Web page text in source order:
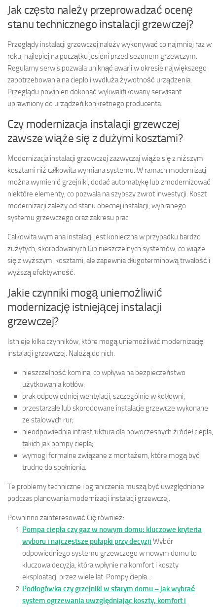
Jak często należy przeprowadzać ocenę
stanu technicznego instalacji grzewczej?
Przeglądy instalacji grzewczej należy wykonywać co najmniej raz w
roku, najlepiej na początku jesieni przed sezonem grzewczym.
Regularny serwis pozwala uniknąć awarii w okresie największego
zapotrzebowania na ciepło i wydłuża żywotność urządzenia.
Przeglądu powinien dokonać wykwalifikowany serwisant
uprawniony do urządzeń konkretnego producenta.
Czy modernizacja instalacji grzewczej
zawsze wiąże się z dużymi kosztami?
Modernizacja instalacji grzewczej zazwyczaj wiąże się z niższymi
kosztami niż całkowita wymiana systemu. W ramach modernizacji
można wymienić grzejniki, dodać automatykę lub zmodernizować
niektóre elementy, co pozwala na szybszy zwrot inwestycji. Koszt
modernizacji zależy od stanu obecnej instalacji, wybranego
systemu grzewczego oraz zakresu prac.
Całkowita wymiana instalacji jest konieczna w przypadku bardzo
zużytych, skorodowanych lub nieszczelnych systemów, co wiąże
się z wyższymi kosztami, ale zapewnia długoterminową trwałość i
wyższą efektywność.
Jakie czynniki mogą uniemożliwić
modernizację istniejącej instalacji
grzewczej?
Istnieje kilka czynników, które mogą uniemożliwić modernizację
instalacji grzewczej. Należą do nich:
nieszczelność komina, co wpływa na bezpieczeństwo
użytkowania kotłów;
brak odpowiedniej wentylacji, szczególnie w kotłowni;
przestarzałe lub skorodowane instalacje grzewcze wykonane
ze stalowych rur;
nieodpowiednia infrastruktura dla nowoczesnych źródeł ciepła,
takich jak pompy ciepła;
wymogi formalne związane z montażem, które mogą być
trudne do spełnienia.
Te problemy techniczne i ograniczenia muszą być uwzględnione
podczas planowania modernizacji instalacji grzewczej.
Powninno zainteresować Cię również:
Pompa ciepła czy gaz w nowym domu: kluczowe kryteria
wyboru i najczęstsze pułapki przy decyzji Wybór
odpowiedniego systemu grzewczego w nowym domu to
kluczowa decyzja, która wpłynie na komfort i koszty
eksploatacji przez wiele lat. Pompy ciepła...
Podłogówka czy grzejniki w starym domu – jak wybrać
system ogrzewania uwzględniając koszty, komfort i